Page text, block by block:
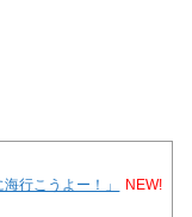
行こうよー！」
NEW!